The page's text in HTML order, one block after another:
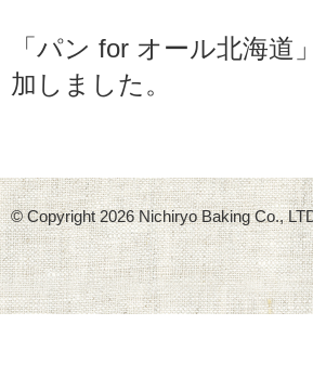
「パン for オール北海道
加しました。
© Copyright2026 Nichiryo Baking Co.,